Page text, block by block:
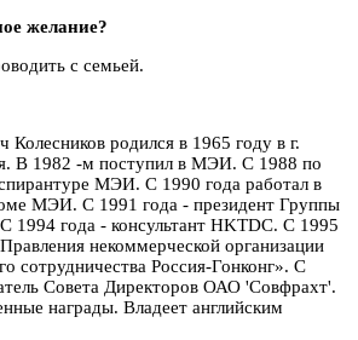
желание?
с семьей.
Колесников родился в 1965 году в г.
В 1982 -м поступил в МЭИ. С 1988 по
МЭИ. С 1990 года работал в
МЭИ. С 1991 года - президент Группы
года - консультант HKTDC. C 1995
некоммерческой организации
сотрудничества Россия-Гонконг». С
Совета Директоров ОАО 'Совфрахт'.
награды. Владеет английским